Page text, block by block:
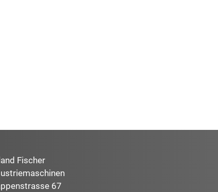
Fischer
67